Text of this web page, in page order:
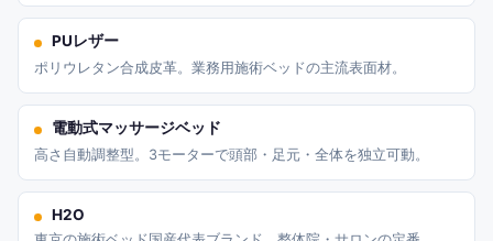
PUレザー
ポリウレタン合成皮革。業務用施術ベッドの主流表面材。
電動式マッサージベッド
高さ自動調整型。3モーターで頭部・足元・全体を独立可動。
H2O